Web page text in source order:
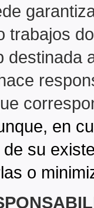
trabajos
destinada
en
su
o